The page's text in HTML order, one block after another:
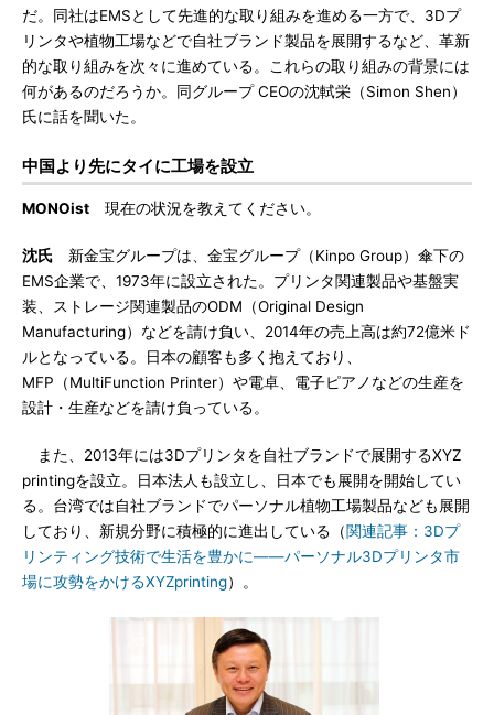
だ。同社はEMSとして先進的な取り組みを進める一方で、3Dプ
リンタや植物工場などで自社ブランド製品を展開するなど、革新
的な取り組みを次々に進めている。これらの取り組みの背景には
何があるのだろうか。同グループ CEOの沈軾栄（Simon Shen）
氏に話を聞いた。
中国より先にタイに工場を設立
MONOist 現在の状況を教えてください。
沈氏 新金宝グループは、金宝グループ（Kinpo Group）傘下の
EMS企業で、1973年に設立された。プリンタ関連製品や基盤実
装、ストレージ関連製品のODM（Original Design
Manufacturing）などを請け負い、2014年の売上高は約72億米ド
ルとなっている。日本の顧客も多く抱えており、
MFP（MultiFunction Printer）や電卓、電子ピアノなどの生産を
設計・生産などを請け負っている。
また、2013年には3Dプリンタを自社ブランドで展開するXYZ
printingを設立。日本法人も設立し、日本でも展開を開始してい
る。台湾では自社ブランドでパーソナル植物工場製品なども展開
しており、新規分野に積極的に進出している（関連記事：3Dプ
リンティング技術で生活を豊かに――パーソナル3Dプリンタ市
場に攻勢をかけるXYZprinting）。